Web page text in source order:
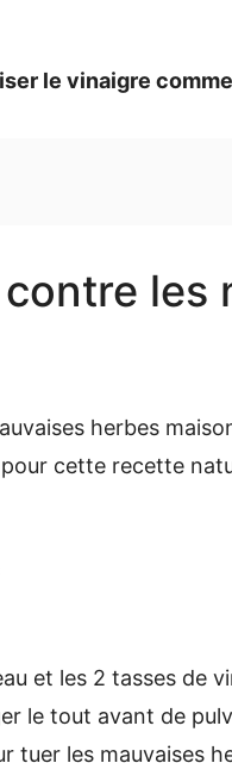
le vinaigre
les
herbes
cette recette
et les 2 tasses de
le tout avant de
tuer les mauvaises